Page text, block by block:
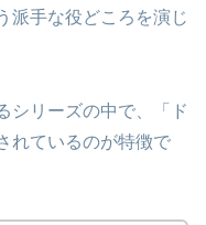
派手な役どころを演じ
シリーズの中で、「ド
れているのが特徴で